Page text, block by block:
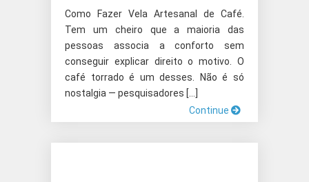
Como Fazer Vela Artesanal de Café.
Tem um cheiro que a maioria das
pessoas associa a conforto sem
conseguir explicar direito o motivo. O
café torrado é um desses. Não é só
nostalgia — pesquisadores […]
Continue